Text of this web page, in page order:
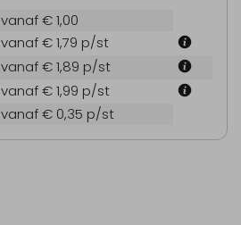
vanaf € 1,00
vanaf € 1,79 p/st
vanaf € 1,89 p/st
vanaf € 1,99 p/st
vanaf € 0,35 p/st